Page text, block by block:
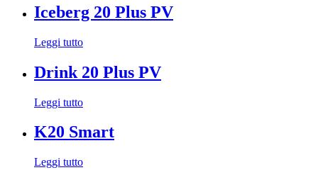
Iceberg 20 Plus PV
Leggi tutto
Drink 20 Plus PV
Leggi tutto
K20 Smart
Leggi tutto